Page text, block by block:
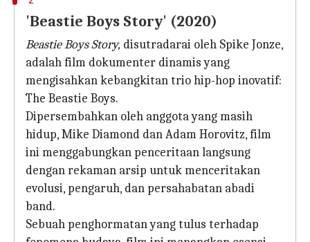
'Beastie Boys Story' (2020)
Beastie Boys Story, disutradarai oleh Spike Jonze,
adalah film dokumenter dinamis yang
mengisahkan kebangkitan trio hip-hop inovatif:
The Beastie Boys.
Dipersembahkan oleh anggota yang masih
hidup, Mike Diamond dan Adam Horovitz, film
ini menggabungkan penceritaan langsung
dengan rekaman arsip untuk menceritakan
evolusi, pengaruh, dan persahabatan abadi
band.
Sebuah penghormatan yang tulus terhadap